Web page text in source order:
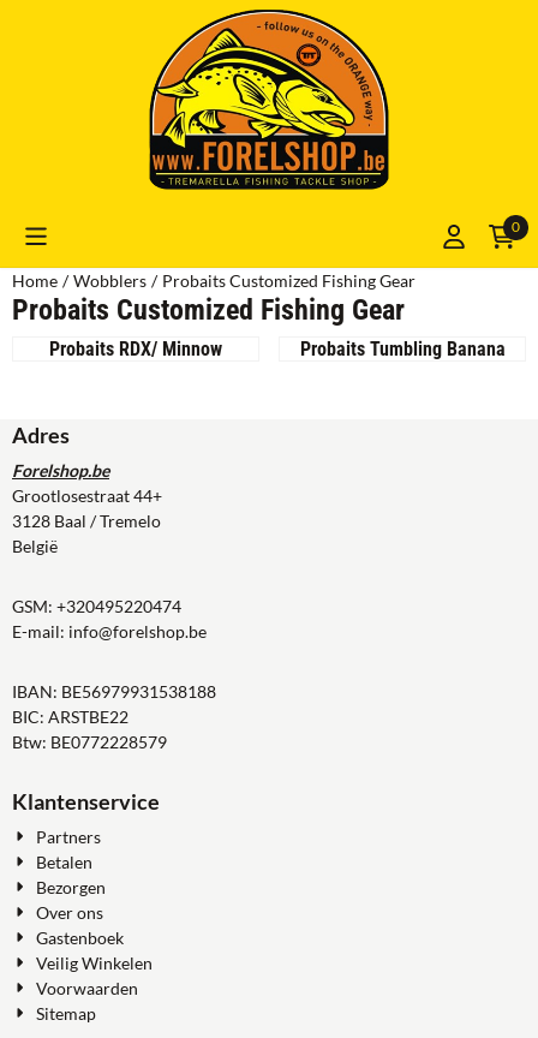
Cookievoorkeuren zijn momenteel gesloten.
0
Home / Wobblers / Probaits Customized Fishing Gear
Probaits Customized Fishing Gear
Probaits RDX/ Minnow Probaits Tumbling Banana
Adres
Forelshop.be
Grootlosestraat 44+
3128 Baal / Tremelo
België
GSM: +320495220474
E-mail: info@forelshop.be
IBAN: BE56979931538188
BIC: ARSTBE22
Btw: BE0772228579
Klantenservice
Partners
Betalen
Bezorgen
Over ons
Gastenboek
Veilig Winkelen
Voorwaarden
Sitemap